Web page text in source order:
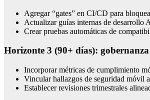
Agregar “gates” en CI/CD para
Actualizar guías internas de desarrollo
Crear pruebas automáticas de
Horizonte 3 (90+ días):
Incorporar métricas de cumplimiento
Vincular hallazgos de seguridad móvil
Establecer revisiones trimestrales